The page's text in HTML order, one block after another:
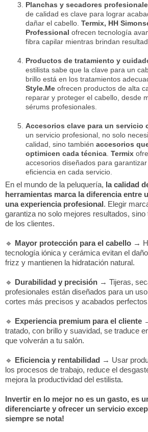
Planchas y secadores
de calidad es clave para lograr
dañar el cabello. Termix, HH
Professional ofrecen tecnología
fibra capilar mientras brindan
Productos de tratamiento y
estilista sabe que la clave para un
brillo está en los tratamientos
Style.Me ofrecen productos de alta
reparar y proteger el cabello, desde
sérums profesionales.
Accesorios clave para un servicio
un servicio profesional, no solo
calidad, sino también accesorios
optimicen cada técnica. Termix
accesorios diseñados para
eficiencia en cada servicio.
En el mundo de la peluquería, la calidad
herramientas marca la diferencia entre
una experiencia profesional . Elegir
garantiza no solo mejores resultados, sino
de los clientes.
🔹 Mayor protección para el cabello →
tecnología iónica y cerámica evitan el
frizz y mantienen la hidratación natural.
🔹 Durabilidad y precisión → Tijeras,
profesionales están diseñados para un
cortes más precisos y acabados
🔹 Experiencia premium para el cliente
tratado, con brillo y suavidad, se traduce
que volverán a tu salón.
🔹 Eficiencia y rentabilidad
→ Usar
los procesos de trabajo, reduce el
mejora la productividad del estilista.
Invertir en lo mejor no es un gasto, es
diferenciarte y ofrecer un servicio
siempre se nota!